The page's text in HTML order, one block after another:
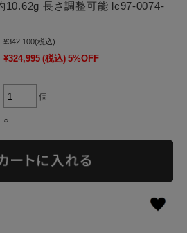
10.62g 長さ調整可能 lc97-0074-
¥342,100(税込)
¥324,995 (税込) 5%OFF
個
○